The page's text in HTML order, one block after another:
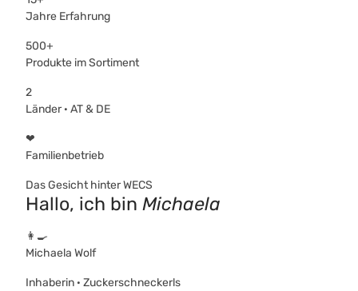
Jahre Erfahrung
500+
Produkte im Sortiment
2
Länder · AT & DE
❤
Familienbetrieb
Das Gesicht hinter WECS
Hallo, ich bin Michaela
👩‍🍳
Michaela Wolf
Inhaberin · Zuckerschneckerls